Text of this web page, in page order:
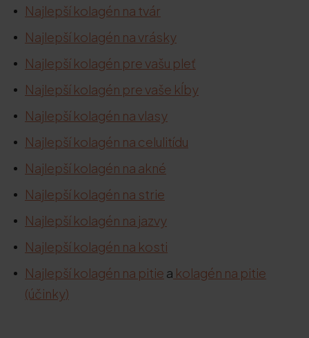
Najlepší kolagén na tvár
Najlepší kolagén na vrásky
Najlepší kolagén pre vašu pleť
Najlepší kolagén pre vaše kĺby
Najlepší kolagén na vlasy
Najlepší kolagén na celulitídu
Najlepší kolagén na akné
Najlepší kolagén na strie
Najlepší kolagén na jazvy
Najlepší kolagén na kosti
Najlepší kolagén na pitie a kolagén na pitie
(účinky)